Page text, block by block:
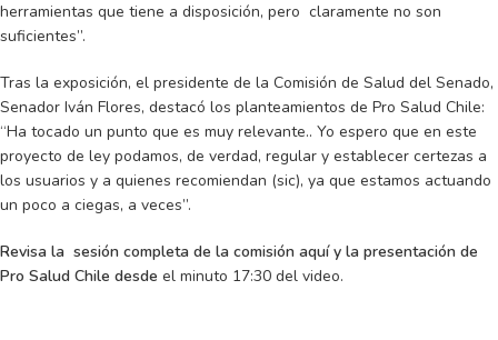
herramientas que tiene a disposición, pero claramente no son
suficientes”.
Tras la exposición, el presidente de la Comisión de Salud del Senado,
Senador Iván Flores, destacó los planteamientos de Pro Salud Chile:
“Ha tocado un punto que es muy relevante.. Yo espero que en este
proyecto de ley podamos, de verdad, regular y establecer certezas a
los usuarios y a quienes recomiendan (sic), ya que estamos actuando
un poco a ciegas, a veces”.
Revisa la sesión completa de la comisión aquí y la presentación de
Pro Salud Chile desde el minuto 17:30 del video.